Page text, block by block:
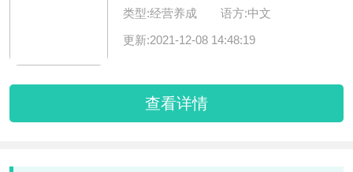
类型:经营养成 语方:中文
更新:2021-12-08 14:48:19
查看详情